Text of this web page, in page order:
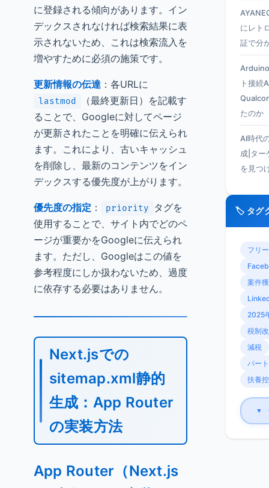
に登録される傾向があります。イン
デックスされなければ検索結果に表
示されないため、これは検索流入を
増やすために必須の施策です。
更新情報の伝達 ：各URLに
lastmod
（最終更新日）を記載す
ることで、Googleに対してページ
が更新されたことを明確に伝えられ
ます。これにより、古いキャッシュ
を削除し、最新のコンテンツをイン
デックスする優先度が上がります。
優先度の指定 ： priority
タグを
使用することで、サイト内でどのペ
ージが重要かをGoogleに伝えられ
ます。ただし、Googleはこの値を
参考程度にしか扱わないため、過度
に依存する必要はありません。
Next.jsでの
sitemap.xml静的
生成：App Router
の実装方法
App Router（Next.js
にレト
証で分
ト接続
たのか
AI時代
成|ター
を見つ
🏷️ タグ
フリ
案件
2025
税制
減税
パート
扶養
▼